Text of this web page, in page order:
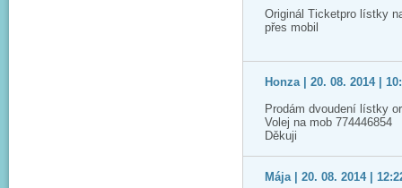
Originál Ticketpro lístky
přes mobil
Honza | 20. 08. 2014 |
Prodám dvoudení lístky
Volej na mob 774446854
Děkuji
Mája | 20. 08. 2014 |